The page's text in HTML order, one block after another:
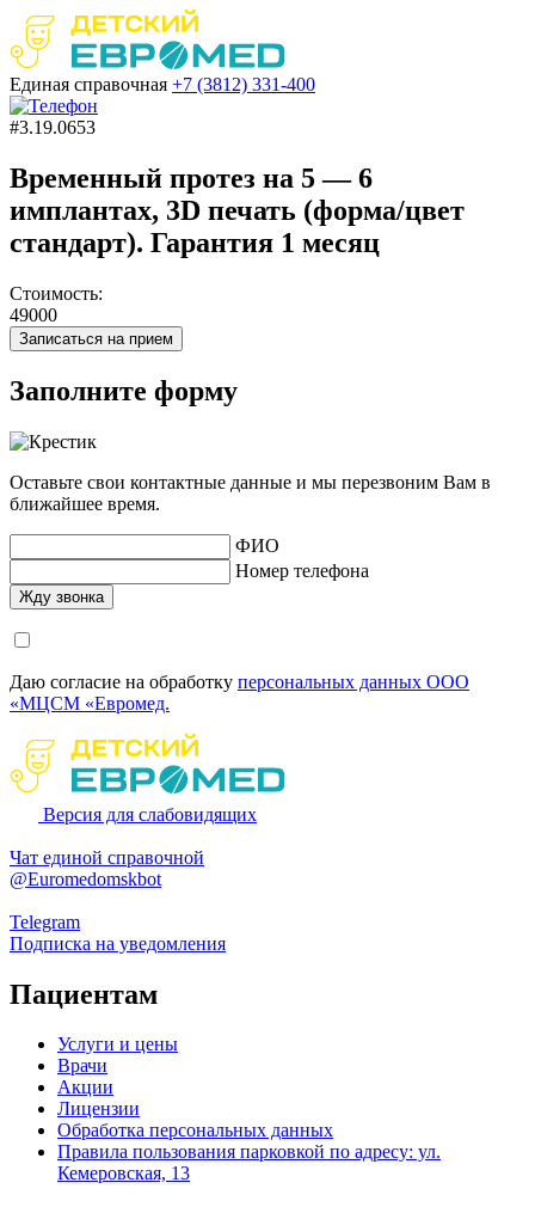
Единая справочная +7 (3812) 331-400
#3.19.0653
Временный протез на 5 — 6
имплантах, 3D печать (форма/цвет
стандарт). Гарантия 1 месяц
Стоимость:
49000
Записаться на прием
Заполните форму
Оставьте свои контактные данные и мы перезвоним Вам в
ближайшее время.
ФИО
Номер телефона
Даю согласие на обработку персональных данных ООО
«МЦСМ «Евромед.
Версия для слабовидящих
Чат единой справочной
@Euromedomskbot
Telegram
Подписка на уведомления
Пациентам
Услуги и цены
Врачи
Акции
Лицензии
Обработка персональных данных
Правила пользования парковкой по адресу: ул.
Кемеровская, 13